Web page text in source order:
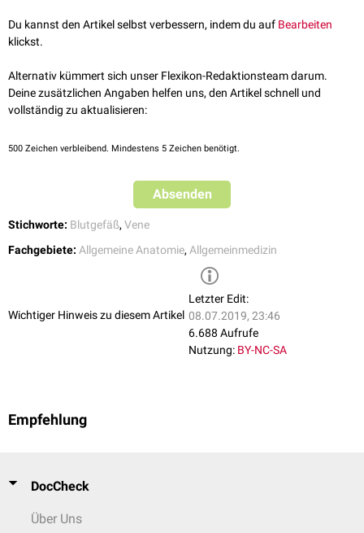
kleinere Gefäße handelt alsBesenreiser.
Du kannst den Artikel selbst verbessern, indem du auf Bearbeiten
klickst.
Alternativ kümmert sich unser Flexikon-Redaktionsteam darum.
Deine zusätzlichen Angaben helfen uns, den Artikel schnell und
vollständig zu aktualisieren:
500 Zeichen verbleibend. Mindestens 5 Zeichen benötigt.
Absenden
Stichworte: Blutgefäß, Vene
Fachgebiete: Allgemeine Anatomie, Allgemeinmedizin
Wichtiger Hinweis zu diesem Artikel
Letzter Edit:
08.07.2019, 23:46
6.688 Aufrufe
Nutzung: BY-NC-SA
Empfehlung
DocCheck
Über Uns